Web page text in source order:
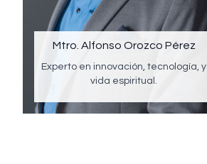
Mtro. Alfonso Orozco Pérez
Experto en innovación, tecnología, y
vida espiritual.